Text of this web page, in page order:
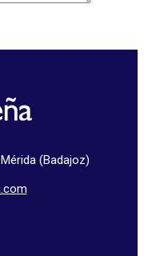
(Badajoz)